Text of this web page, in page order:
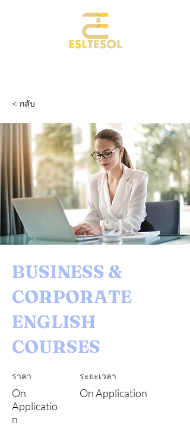
< กลับ
BUSINESS &
CORPORATE
ENGLISH
COURSES
ราคา
On
Applicatio
n
ระยะเวลา
On Application